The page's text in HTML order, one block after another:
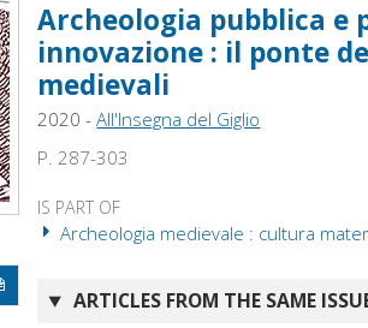
Archeologia pubblica e
innovazione : il ponte
medievali
2020 -All'Insegna del Giglio
P. 287-303
IS PART OF
Archeologia medievale : cultura
ARTICLES FROM THE SAME